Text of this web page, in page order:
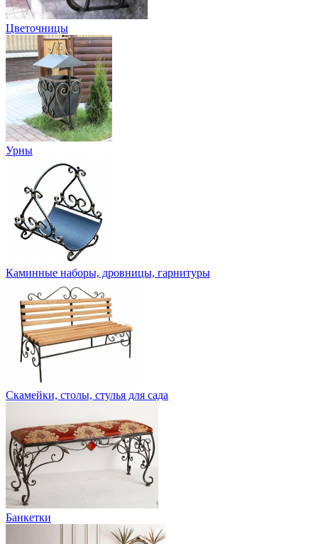
Цветочницы
Урны
Каминные наборы, дровницы, гарнитуры
Скамейки, столы, стулья для сада
Банкетки